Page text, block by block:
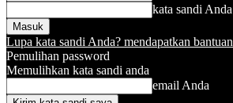
kata sandi Anda
Lupa kata sandi Anda? mendapatkan bantuan
Pemulihan password
Memulihkan kata sandi anda
email Anda